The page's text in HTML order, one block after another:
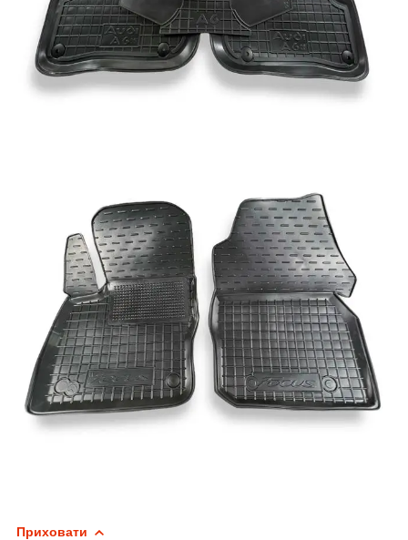
Приховати